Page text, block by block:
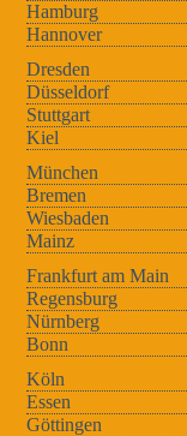
Hamburg
Hannover
Dresden
Düsseldorf
Stuttgart
Kiel
München
Bremen
Wiesbaden
Mainz
Frankfurt am Main
Regensburg
Nürnberg
Bonn
Köln
Essen
Göttingen